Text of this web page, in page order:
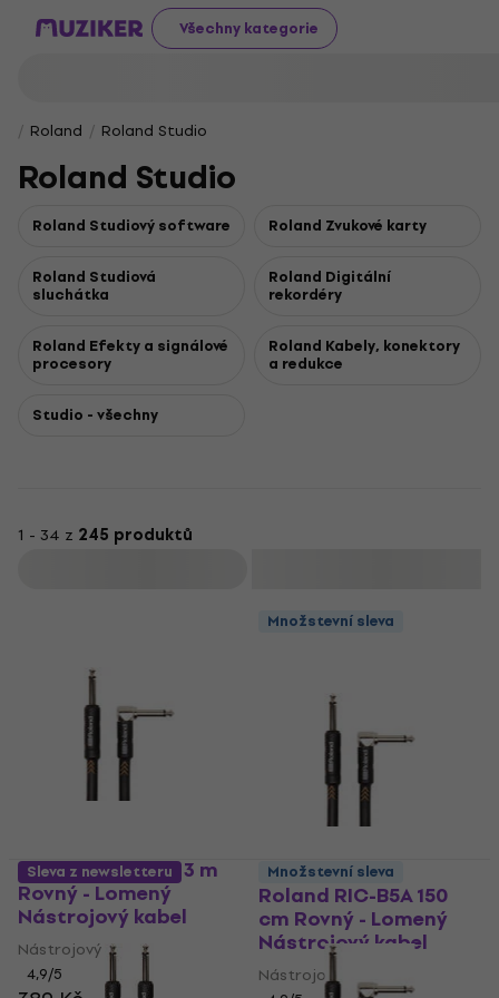
Všechny kategorie
Roland Roland Studio
Roland Studio
Roland Studiový software Roland Zvukové karty
Roland Studiová
sluchátka
Roland Digitální
rekordéry
Roland Efekty a signálové
procesory
Roland Kabely, konektory
a redukce
Studio - všechny
1 - 34 z 245 produktů
Roland RIC-B10A 3 m
Rovný - Lomený
Nástrojový kabel
Nástrojový kabel
4,9/5
Množstevní sleva
Roland RIC-B5A 150
cm Rovný - Lomený
Nástrojový kabel
Nástrojový kabel
Sleva z newsletteru Množstevní sleva